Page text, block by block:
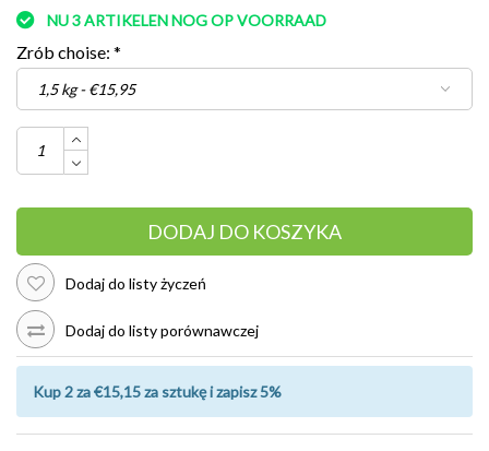
NU 3 ARTIKELEN NOG OP VOORRAAD
Zrób choise: *
DODAJ DO KOSZYKA
Dodaj do listy życzeń
Dodaj do listy porównawczej
Kup 2 za €15,15 za sztukę i zapisz 5%